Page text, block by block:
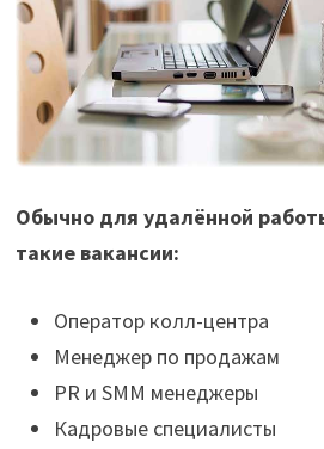
Обычно для удалённой
такие вакансии:
Оператор колл-центра
Менеджер по продажам
PR и SMM менеджеры
Кадровые специалисты